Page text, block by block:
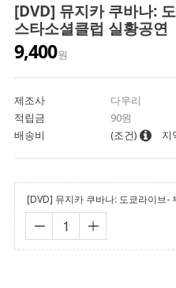
[DVD] 뮤지카 쿠바나:
스타소셜클럽 실황공연
9,400원
제조사
다우리
적립금
90원
배송비
(조건) 지
[DVD] 뮤지카 쿠바나: 도쿄라이브-